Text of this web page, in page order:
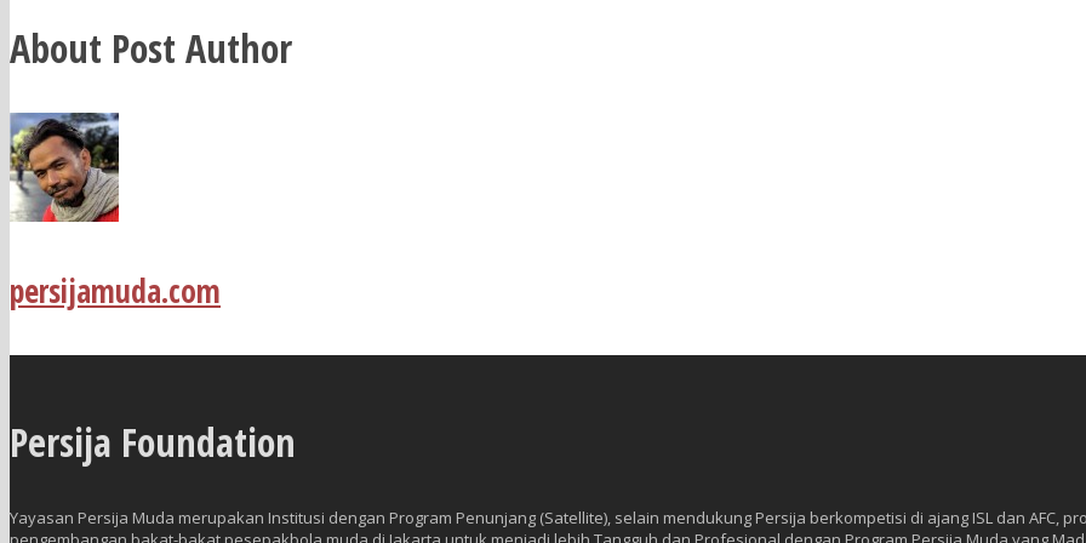
About Post Author
persijamuda.com
Persija Foundation
Yayasan Persija Muda merupakan Institusi dengan Program Penunjang (Satellite), selain mendukung Persija berkompetisi di ajang ISL dan AFC,